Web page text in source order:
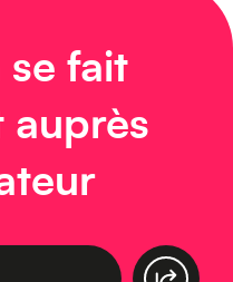
se fait
auprès